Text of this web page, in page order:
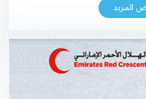
التي أطلقتها قرينة صاحب
جواهر بنت محمد القاسمي، رئيسة
المزيد